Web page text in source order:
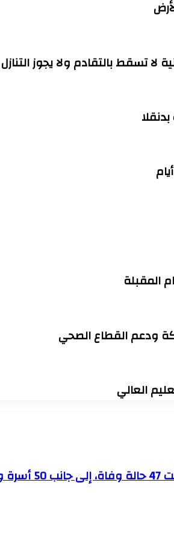
لا تسقط بالتقادم ولا يجوز
المقبلة
ودعم القطاع الصحي
العالي